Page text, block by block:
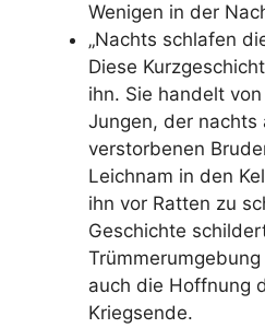
Wenigen in der
„Nachts schlafen
Diese
ihn. Sie handelt
Jungen, der nachts
verstorbenen
Leichnam in den
ihn vor Ratten zu
Geschichte
auch die Hoffnung
Kriegsende.